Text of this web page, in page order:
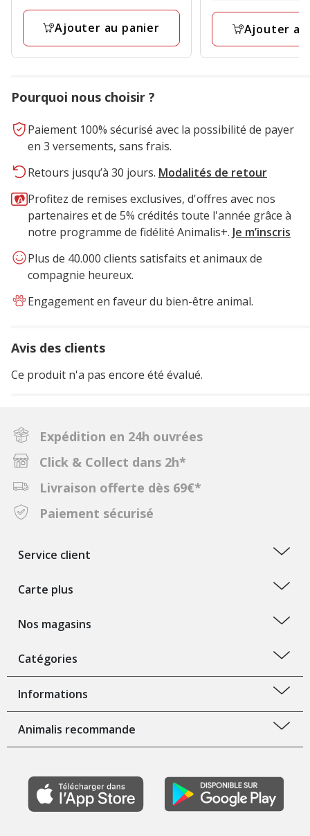
Ajouter au panier
4
15.99€
Ajouter
Pourquoi nous choisir ?
Paiement 100% sécurisé avec la possibilité de payer
en 3 versements, sans frais.
Retours jusqu’à 30 jours. Modalités de retour
Profitez de remises exclusives, d'offres avec nos
partenaires et de 5% crédités toute l'année grâce à
notre programme de fidélité Animalis+. Je m’inscris
Plus de 40.000 clients satisfaits et animaux de
compagnie heureux.
Engagement en faveur du bien-être animal.
Avis des clients
Ce produit n'a pas encore été évalué.
Expédition en 24h ouvrées
Click & Collect dans 2h*
Livraison offerte dès 69€*
Paiement sécurisé
Service client
Carte plus
Nos magasins
Catégories
Informations
Animalis recommande